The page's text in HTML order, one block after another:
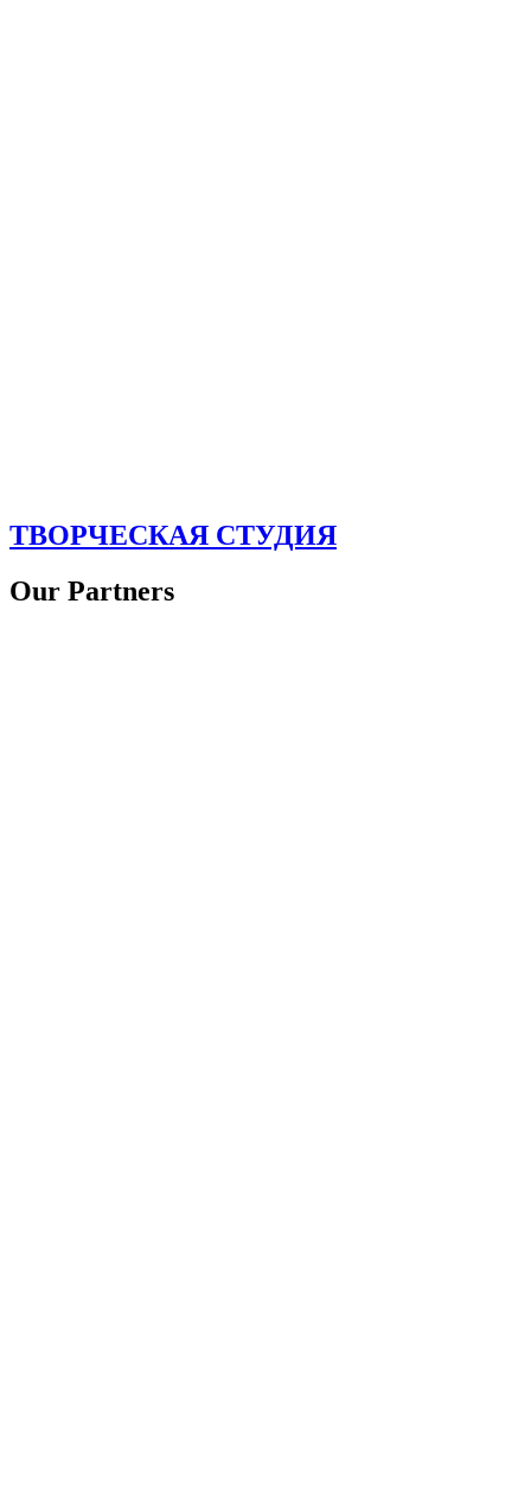
ТВОРЧЕСКАЯ СТУДИЯ
Our Partners